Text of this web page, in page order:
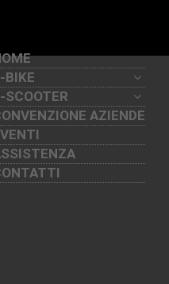
BIKE
SCOOTER
AZIENDE